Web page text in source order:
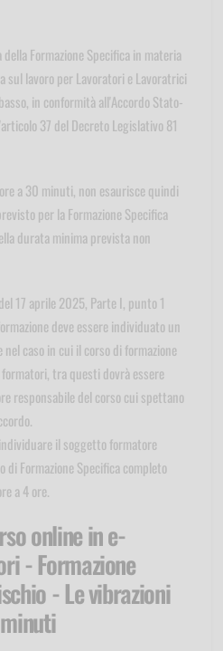
Formazione Specifica in materia
sul lavoro per Lavoratori e Lavoratrici
in conformità all'Accordo Stato-
37 del Decreto Legislativo 81
a 30 minuti, non esaurisce quindi
per la Formazione Specifica
durata minima prevista non
17 aprile 2025, Parte I, punto 1
deve essere individuato un
caso in cui il corso di formazione
tra questi dovrà essere
responsabile del corso cui spettano
il soggetto formatore
Formazione Specifica completo
a 4 ore.
online in e-
- Formazione
- Le vibrazioni